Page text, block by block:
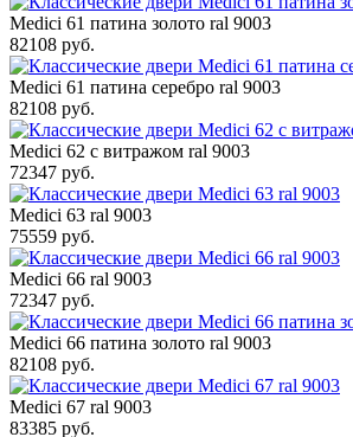
Medici 61 патина золото ral 9003
82108 руб.
Medici 61 патина серебро ral 9003
82108 руб.
Medici 62 с витражом ral 9003
72347 руб.
Medici 63 ral 9003
75559 руб.
Medici 66 ral 9003
72347 руб.
Medici 66 патина золото ral 9003
82108 руб.
Medici 67 ral 9003
83385 руб.